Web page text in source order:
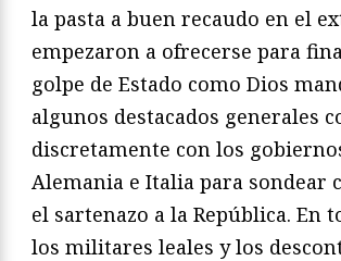
la pasta a buen recaudo en el
empezaron a ofrecerse para
golpe de Estado como Dios
algunos destacados generales
discretamente con los
Alemania e Italia para sondear
el sartenazo a la República. En
los militares leales y los